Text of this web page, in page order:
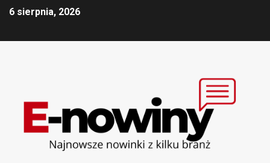
6 sierpnia, 2026